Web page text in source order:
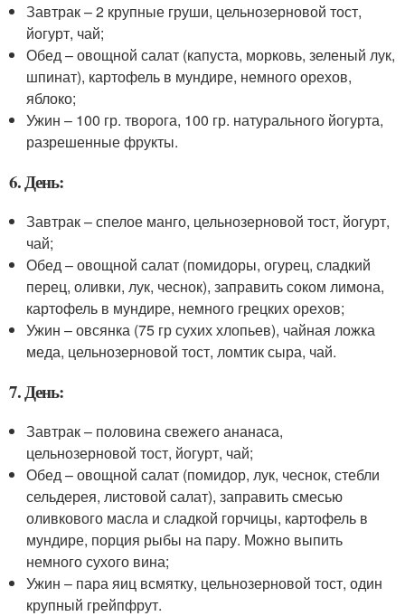
Завтрак – 2 крупные груши, цельнозерновой тост,
йогурт, чай;
Обед – овощной салат (капуста, морковь, зеленый лук,
шпинат), картофель в мундире, немного орехов,
яблоко;
Ужин – 100 гр. творога, 100 гр. натурального йогурта,
разрешенные фрукты.
6. День:
Завтрак – спелое манго, цельнозерновой тост, йогурт,
чай;
Обед – овощной салат (помидоры, огурец, сладкий
перец, оливки, лук, чеснок), заправить соком лимона,
картофель в мундире, немного грецких орехов;
Ужин – овсянка (75 гр сухих хлопьев), чайная ложка
меда, цельнозерновой тост, ломтик сыра, чай.
7. День:
Завтрак – половина свежего ананаса,
цельнозерновой тост, йогурт, чай;
Обед – овощной салат (помидор, лук, чеснок, стебли
сельдерея, листовой салат), заправить смесью
оливкового масла и сладкой горчицы, картофель в
мундире, порция рыбы на пару. Можно выпить
немного сухого вина;
Ужин – пара яиц всмятку, цельнозерновой тост, один
крупный грейпфрут.